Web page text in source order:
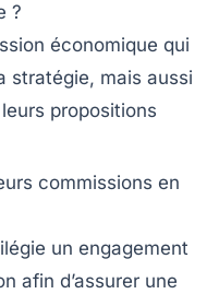
?
économique qui
stratégie, mais aussi
propositions
commissions en
un engagement
afin d’assurer une